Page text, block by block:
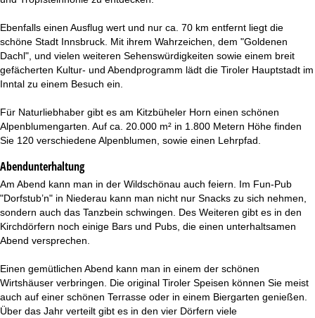
Ebenfalls einen Ausflug wert und nur ca. 70 km entfernt liegt die
schöne Stadt Innsbruck. Mit ihrem Wahrzeichen, dem "Goldenen
Dachl", und vielen weiteren Sehenswürdigkeiten sowie einem breit
gefächerten Kultur- und Abendprogramm lädt die Tiroler Hauptstadt im
Inntal zu einem Besuch ein.
Für Naturliebhaber gibt es am Kitzbüheler Horn einen schönen
Alpenblumengarten. Auf ca. 20.000 m² in 1.800 Metern Höhe finden
Sie 120 verschiedene Alpenblumen, sowie einen Lehrpfad.
Abendunterhaltung
Am Abend kann man in der Wildschönau auch feiern. Im Fun-Pub
"Dorfstub’n" in Niederau kann man nicht nur Snacks zu sich nehmen,
sondern auch das Tanzbein schwingen. Des Weiteren gibt es in den
Kirchdörfern noch einige Bars und Pubs, die einen unterhaltsamen
Abend versprechen.
Einen gemütlichen Abend kann man in einem der schönen
Wirtshäuser verbringen. Die original Tiroler Speisen können Sie meist
auch auf einer schönen Terrasse oder in einem Biergarten genießen.
Über das Jahr verteilt gibt es in den vier Dörfern viele